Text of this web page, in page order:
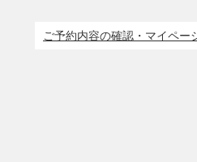
ご予約内容の確認・マイペー